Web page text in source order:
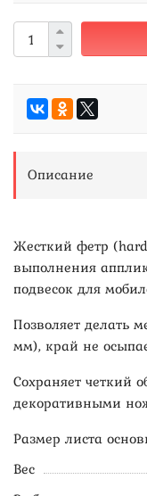
Описание
Жесткий фетр
выполнения
подвесок для
Позволяет делать
мм), край не
Сохраняет четкий
декоративными
Размер листа
Вес